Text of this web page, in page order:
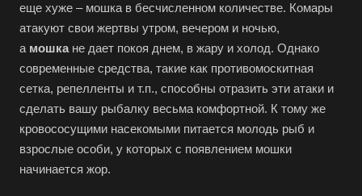
еще хуже – мошка в бесчисленном количестве. Комары
атакуют свои жертвы утром, вечером и ночью,
а мошка не дает покоя днем, в жару и холод. Однако
современные средства, такие как противомоскитная
сетка, репелленты и т.п., способны отразить эти атаки и
сделать вашу рыбалку весьма комфортной. К тому же
кровососущими насекомыми питается молодь рыб и
взрослые особи, у которых с появлением мошки
начинается жор.